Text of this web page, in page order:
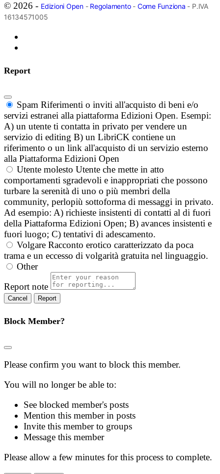
© 2026 - Edizioni Open- Regolamento- Come Funziona - P.IVA
16134571005
Report
Spam Riferimenti o inviti all'acquisto di beni e/o
servizi estranei alla piattaforma Edizioni Open. Esempi:
A) un utente ti contatta in privato per vendere un
servizio di editing B) un LibriCK contiene un
riferimento o un link all'acquisto di un servizio esterno
alla Piattaforma Edizioni Open
Utente molesto Utente che mette in atto
comportamenti sgradevoli e inappropriati che possono
turbare la serenità di uno o più membri della
community, perlopiù sottoforma di messaggi in privato.
Ad esempio: A) richieste insistenti di contatti al di fuori
della Piattaforma Edizioni Open; B) avances insistenti e
fuori luogo; C) tentativi di adescamento.
Volgare Racconto erotico caratterizzato da poca
trama e un eccesso di volgarità gratuita nel linguaggio.
Other
Report note
Report
Block Member?
Please confirm you want to block this member.
You will no longer be able to:
See blocked member's posts
Mention this member in posts
Invite this member to groups
Message this member
Please allow a few minutes for this process to complete.